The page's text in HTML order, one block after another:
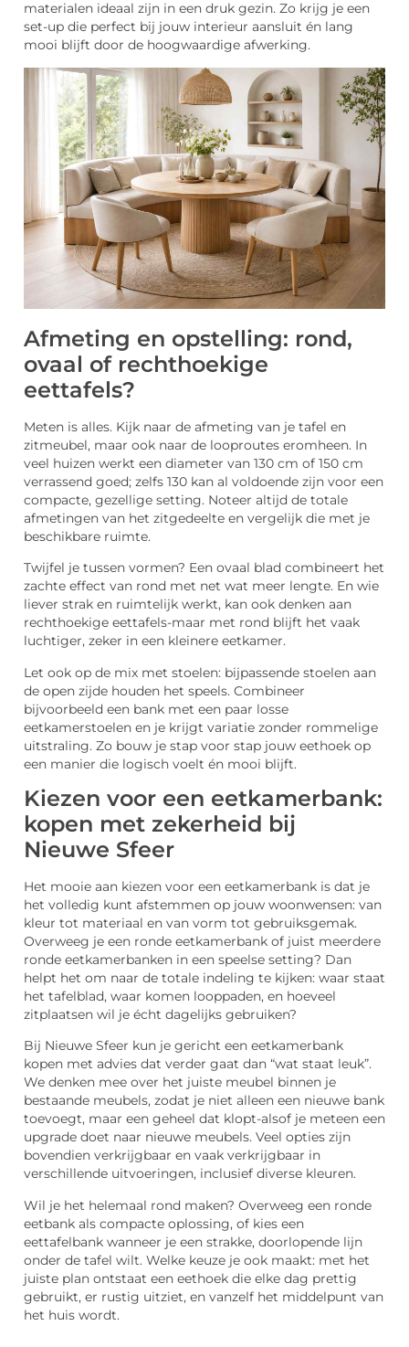
materialen ideaal zijn in een druk gezin. Zo krijg je een
set-up die perfect bij jouw interieur aansluit én lang
mooi blijft door de hoogwaardige afwerking.
Afmeting en opstelling: rond,
ovaal of rechthoekige
eettafels?
Meten is alles. Kijk naar de afmeting van je tafel en
zitmeubel, maar ook naar de looproutes eromheen. In
veel huizen werkt een diameter van 130 cm of 150 cm
verrassend goed; zelfs 130 kan al voldoende zijn voor een
compacte, gezellige setting. Noteer altijd de totale
afmetingen van het zitgedeelte en vergelijk die met je
beschikbare ruimte.
Twijfel je tussen vormen? Een ovaal blad combineert het
zachte effect van rond met net wat meer lengte. En wie
liever strak en ruimtelijk werkt, kan ook denken aan
rechthoekige eettafels-maar met rond blijft het vaak
luchtiger, zeker in een kleinere eetkamer.
Let ook op de mix met stoelen: bijpassende stoelen aan
de open zijde houden het speels. Combineer
bijvoorbeeld een bank met een paar losse
eetkamerstoelen en je krijgt variatie zonder rommelige
uitstraling. Zo bouw je stap voor stap jouw eethoek op
een manier die logisch voelt én mooi blijft.
Kiezen voor een eetkamerbank:
kopen met zekerheid bij
Nieuwe Sfeer
Het mooie aan kiezen voor een eetkamerbank is dat je
het volledig kunt afstemmen op jouw woonwensen: van
kleur tot materiaal en van vorm tot gebruiksgemak.
Overweeg je een ronde eetkamerbank of juist meerdere
ronde eetkamerbanken in een speelse setting? Dan
helpt het om naar de totale indeling te kijken: waar staat
het tafelblad, waar komen looppaden, en hoeveel
zitplaatsen wil je écht dagelijks gebruiken?
Bij Nieuwe Sfeer kun je gericht een eetkamerbank
kopen met advies dat verder gaat dan “wat staat leuk”.
We denken mee over het juiste meubel binnen je
bestaande meubels, zodat je niet alleen een nieuwe bank
toevoegt, maar een geheel dat klopt-alsof je meteen een
upgrade doet naar nieuwe meubels. Veel opties zijn
bovendien verkrijgbaar en vaak verkrijgbaar in
verschillende uitvoeringen, inclusief diverse kleuren.
Wil je het helemaal rond maken? Overweeg een ronde
eetbank als compacte oplossing, of kies een
eettafelbank wanneer je een strakke, doorlopende lijn
onder de tafel wilt. Welke keuze je ook maakt: met het
juiste plan ontstaat een eethoek die elke dag prettig
gebruikt, er rustig uitziet, en vanzelf het middelpunt van
het huis wordt.